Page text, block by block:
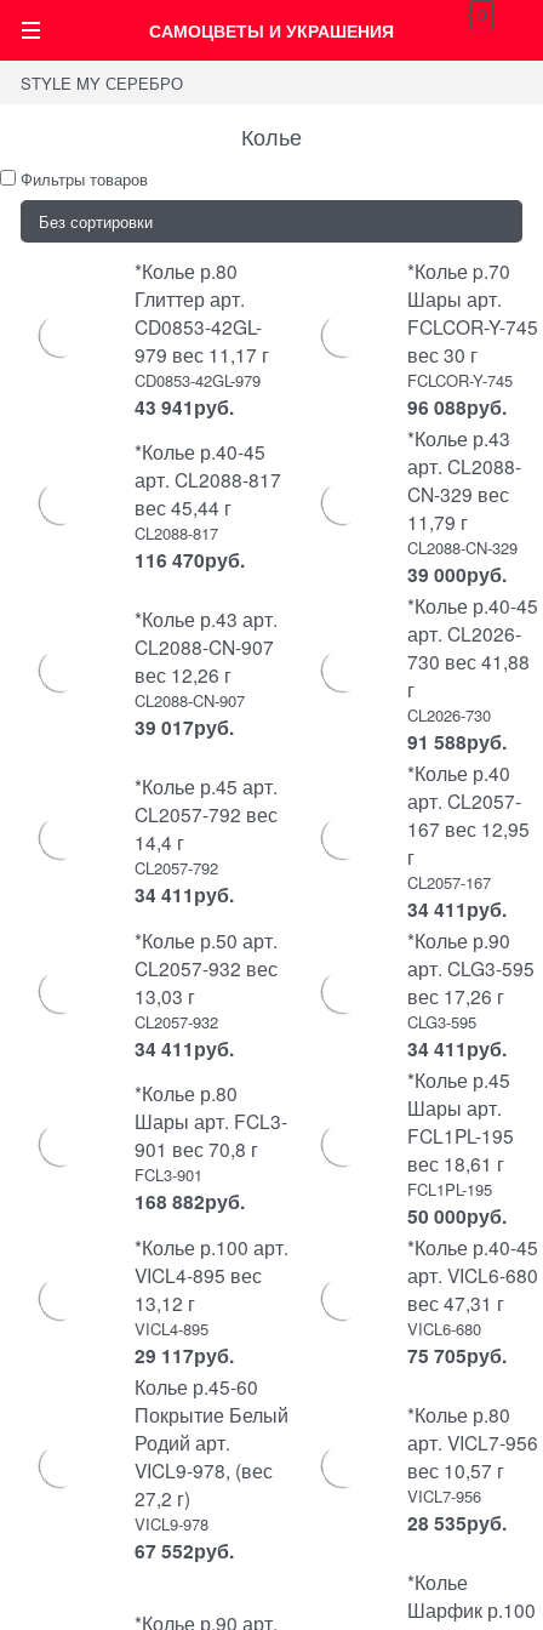
САМОЦВЕТЫ И УКРАШЕНИЯ
0
STYLE MY СЕРЕБРО
Колье
Фильтры товаров
*Колье р.80
Глиттер арт.
CD0853-42GL-
979 вес 11,17 г
CD0853-42GL-979
43 941руб.
*Колье p.70
Шары арт.
FCLCOR-Y-745
вес 30 г
FCLCOR-Y-745
96 088руб.
*Колье р.40-45
арт. CL2088-817
вес 45,44 г
CL2088-817
116 470руб.
*Колье р.43
арт. CL2088-
CN-329 вес
11,79 г
CL2088-CN-329
39 000руб.
*Колье р.43 арт.
CL2088-CN-907
вес 12,26 г
CL2088-CN-907
39 017руб.
*Колье р.40-45
арт. CL2026-
730 вес 41,88
г
CL2026-730
91 588руб.
*Колье р.45 арт.
CL2057-792 вес
14,4 г
CL2057-792
34 411руб.
*Колье р.40
арт. CL2057-
167 вес 12,95
г
CL2057-167
34 411руб.
*Колье р.50 арт.
CL2057-932 вес
13,03 г
CL2057-932
34 411руб.
*Колье р.90
арт. CLG3-595
вес 17,26 г
CLG3-595
34 411руб.
*Колье р.80
Шары арт. FCL3-
901 вес 70,8 г
FCL3-901
168 882руб.
*Колье р.45
Шары арт.
FCL1PL-195
вес 18,61 г
FCL1PL-195
50 000руб.
*Колье р.100 арт.
VICL4-895 вес
13,12 г
VICL4-895
29 117руб.
*Колье р.40-45
арт. VICL6-680
вес 47,31 г
VICL6-680
75 705руб.
Колье р.45-60
Покрытие Белый
Родий арт.
VICL9-978, (вес
27,2 г)
VICL9-978
67 552руб.
*Колье р.80
арт. VICL7-956
вес 10,57 г
VICL7-956
28 535руб.
*Колье р.90 арт.
*Колье
Шарфик р.100